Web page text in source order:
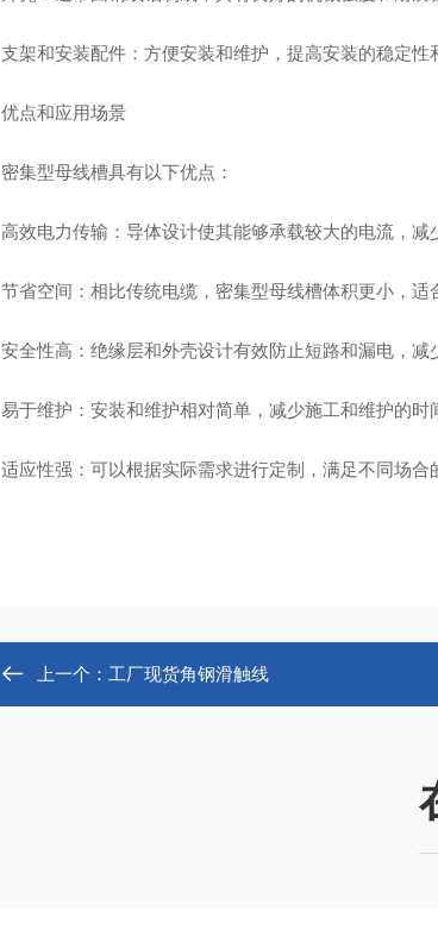
支架和安装配件‌：方便安装和维护，提高安装的稳定性
优点和应用场景
密集型母线槽具有以下优点：
高效电力传输‌：导体设计使其能够承载较大的电流，减
节省空间‌：相比传统电缆，密集型母线槽体积更小，适
安全性高‌：绝缘层和外壳设计有效防止短路和漏电，减
易于维护‌：安装和维护相对简单，减少施工和维护的时
适应性强‌：可以根据实际需求进行定制，满足不同场合
上一个： 工厂现货角钢滑触线